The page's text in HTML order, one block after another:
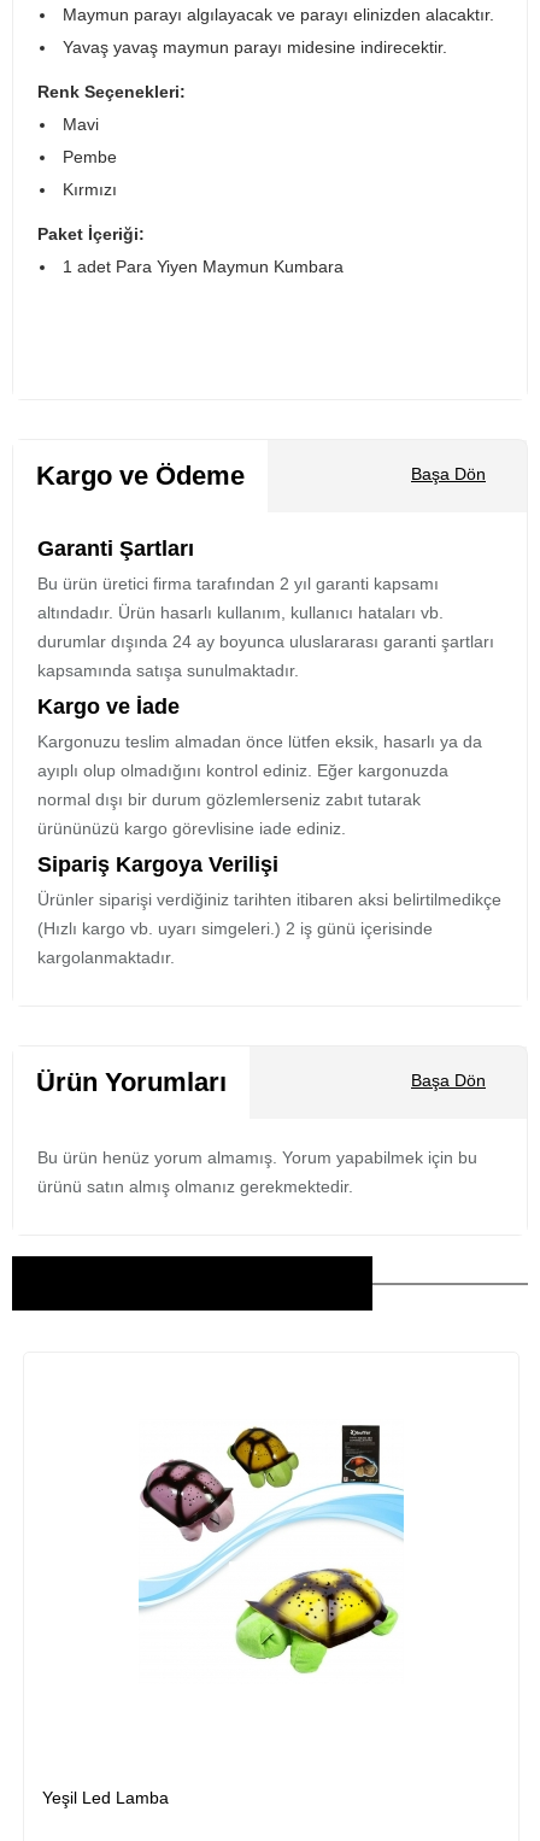
Maymun parayı algılayacak ve parayı elinizden alacaktır.
Yavaş yavaş maymun parayı midesine indirecektir.
Renk Seçenekleri:
Mavi
Pembe
Kırmızı
Paket İçeriği:
1 adet Para Yiyen Maymun Kumbara
Kargo ve Ödeme Başa Dön
Garanti Şartları
Bu ürün üretici firma tarafından 2 yıl garanti kapsamı
altındadır. Ürün hasarlı kullanım, kullanıcı hataları vb.
durumlar dışında 24 ay boyunca uluslararası garanti şartları
kapsamında satışa sunulmaktadır.
Kargo ve İade
Kargonuzu teslim almadan önce lütfen eksik, hasarlı ya da
ayıplı olup olmadığını kontrol ediniz. Eğer kargonuzda
normal dışı bir durum gözlemlerseniz zabıt tutarak
ürününüzü kargo görevlisine iade ediniz.
Sipariş Kargoya Verilişi
Ürünler siparişi verdiğiniz tarihten itibaren aksi belirtilmedikçe
(Hızlı kargo vb. uyarı simgeleri.) 2 iş günü içerisinde
kargolanmaktadır.
Ürün Yorumları Başa Dön
Bu ürün henüz yorum almamış. Yorum yapabilmek için bu
ürünü satın almış olmanız gerekmektedir.
Yeşil Led Lamba